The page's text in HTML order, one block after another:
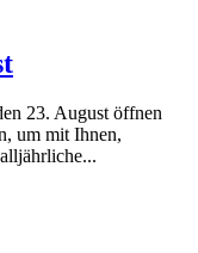
23. August öffnen
um mit Ihnen,